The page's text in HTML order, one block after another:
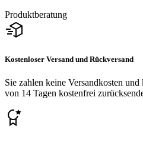
Produktberatung
Kostenloser Versand und Rückversand
Sie zahlen keine Versandkosten
von 14 Tagen kostenfrei